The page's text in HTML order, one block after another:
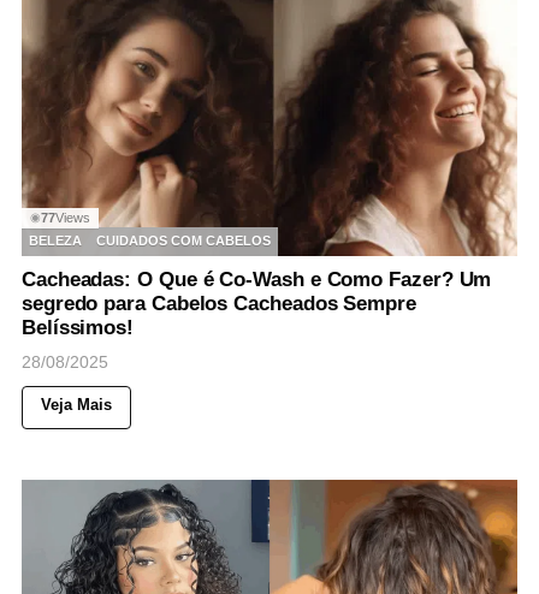
◉77Views
BELEZA
CUIDADOS COM CABELOS
Cacheadas: O Que é Co-Wash e Como Fazer? Um
segredo para Cabelos Cacheados Sempre
Belíssimos!
28/08/2025
Veja Mais